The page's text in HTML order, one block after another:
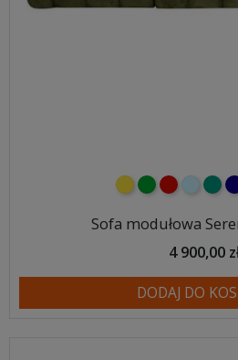
żółtyzielonyczerwony
błękitny
Sofa modułowa
4 900,00
DODAJ DO